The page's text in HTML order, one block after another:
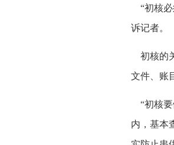
“初核必
诉记者。
初核的
文件、账
“初核要
内，基本